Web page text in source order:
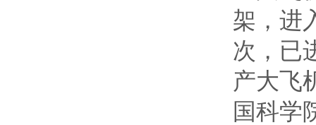
架，进
次，已
产大飞
国科学